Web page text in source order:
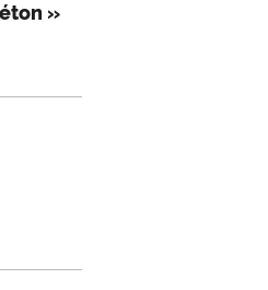
»